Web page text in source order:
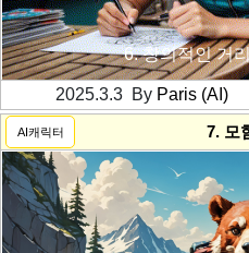
6. 창의적인 거
2025.3.3 By Paris (AI)
AI캐릭터 7. 모